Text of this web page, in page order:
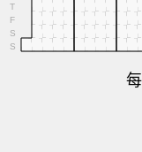
T
F
S
S